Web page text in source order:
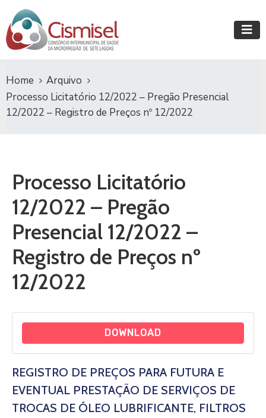
Home
Arquivo
Processo Licitatório 12/2022 – Pregão Presencial
12/2022 – Registro de Preços nº 12/2022
Processo Licitatório
12/2022 – Pregão
Presencial 12/2022 –
Registro de Preços nº
12/2022
DOWNLOAD
REGISTRO DE PREÇOS PARA FUTURA E
EVENTUAL PRESTAÇÃO DE SERVIÇOS DE
TROCAS DE ÓLEO LUBRIFICANTE, FILTROS